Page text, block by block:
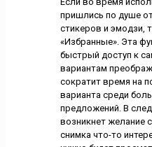
пришлись по душе
стикеров и эмодзи,
«Избранные». Эта
быстрый доступ к
вариантам
сократит время на
варианта среди
предложений. В
возникнет желание
снимка что-то